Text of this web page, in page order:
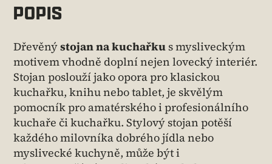
POPIS
Dřevěnýstojan na kuchařku s mysliveckým
motivem vhodně doplní nejen lovecký interiér.
Stojan poslouží jako opora pro klasickou
kuchařku, knihu nebo tablet, je skvělým
pomocník pro amatérského i profesionálního
kuchaře či kuchařku. Stylový stojan potěší
každého milovníka dobrého jídla nebo
myslivecké kuchyně, může být i